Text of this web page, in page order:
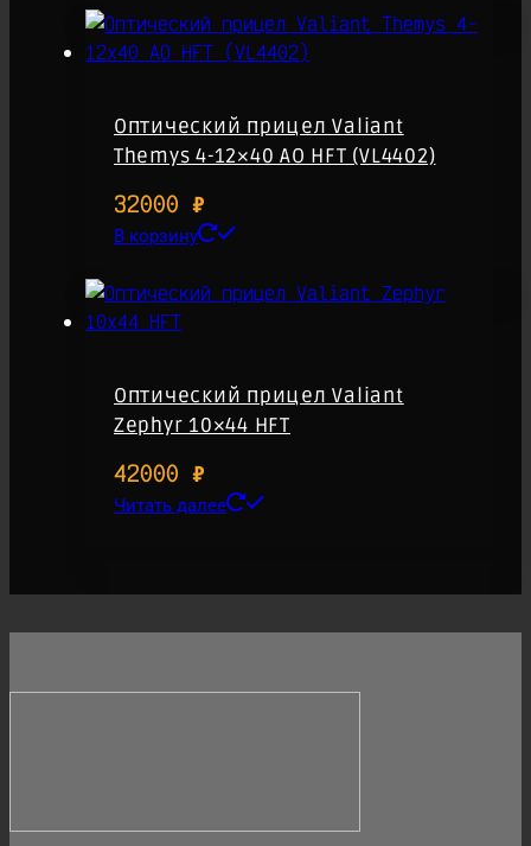
Оптический прицел Valiant
Themys 4-12×40 AO HFT (VL4402)
32000 ₽
В корзину
Оптический прицел Valiant
Zephyr 10×44 HFT
42000 ₽
Читать далее